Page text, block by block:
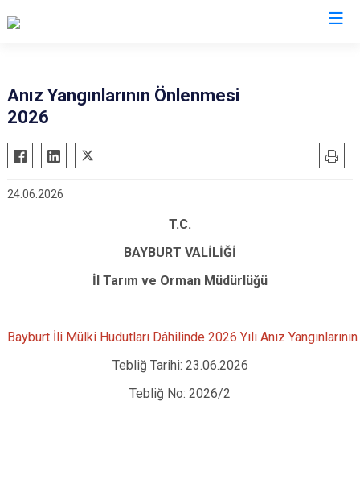
Anız Yangınlarının Önlenmesi
2026
24.06.2026
T.C.
BAYBURT VALİLİĞİ
İl Tarım ve Orman Müdürlüğü
Bayburt İli Mülki Hudutları Dâhilinde 2026 Yılı Anız
Tebliğ Tarihi: 23.06.2026
Tebliğ No: 2026/2